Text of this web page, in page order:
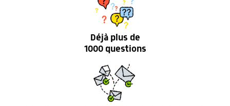
Déjà plus de
1000 questions